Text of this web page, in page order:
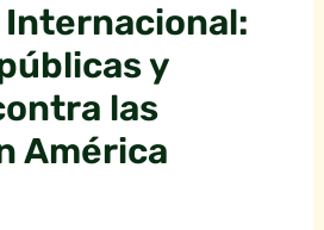
y
las
América